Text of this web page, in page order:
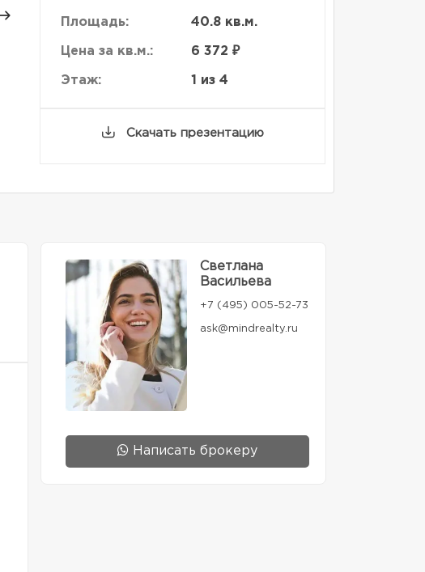
Площадь: 40.8 кв.м.
Цена за кв.м.: 6 372 ₽
Этаж: 1 из 4
Скачать презентацию
Светлана
Васильева
+7 (495) 005-52-73
ask@mindrealty.ru
Написать брокеру